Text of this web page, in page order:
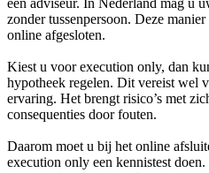
zonder tussenpersoon. Deze
online afgesloten.
Kiest u voor execution only, dan
hypotheek regelen. Dit vereist wel
ervaring. Het brengt risico’s met
consequenties door fouten.
Daarom moet u bij het online
execution only een kennistest